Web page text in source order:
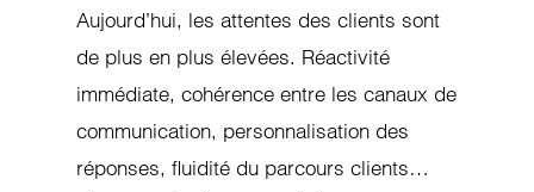
Aujourd’hui, les attentes des clients sont
de plus en plus élevées. Réactivité
immédiate, cohérence entre les canaux de
communication, personnalisation des
réponses, fluidité du parcours clients…